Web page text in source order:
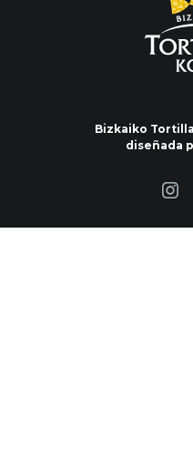
Bizkaiko
diseñada